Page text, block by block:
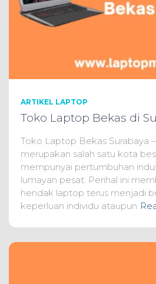
ARTIKEL LAPTOP
Toko Laptop Bekas di
Toko Laptop Bekas Surabaya
merupakan salah satu kota
mempunyai pertumbuhan
lumayan pesat. Perihal ini
hendak laptop terus menjadi
keperluan individu ataupun